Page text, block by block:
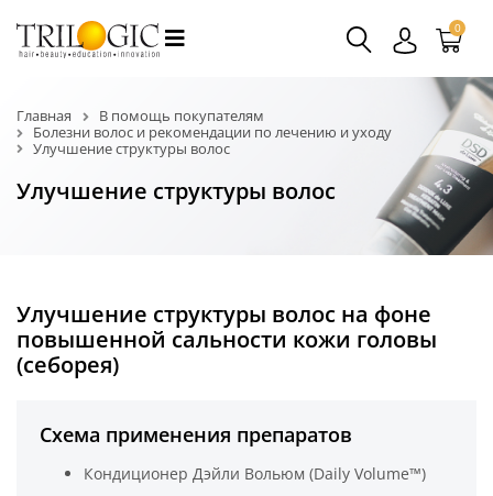
0
Главная
В помощь покупателям
Болезни волос и рекомендации по лечению и уходу
Улучшение структуры волос
Улучшение структуры волос
Улучшение структуры волос на фоне
повышенной сальности кожи головы
(себорея)
Схема применения препаратов
Кондиционер Дэйли Вольюм (Daily Volume™)